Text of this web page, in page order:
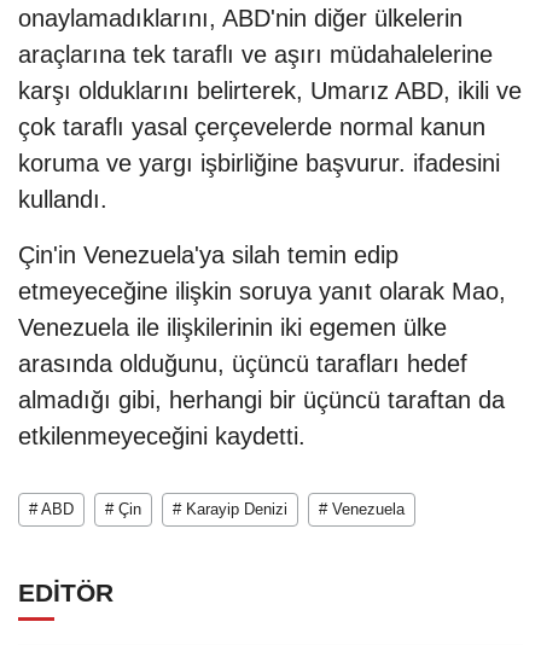
onaylamadıklarını, ABD'nin diğer ülkelerin
araçlarına tek taraflı ve aşırı müdahalelerine
karşı olduklarını belirterek, Umarız ABD, ikili ve
çok taraflı yasal çerçevelerde normal kanun
koruma ve yargı işbirliğine başvurur. ifadesini
kullandı.
Çin'in Venezuela'ya silah temin edip
etmeyeceğine ilişkin soruya yanıt olarak Mao,
Venezuela ile ilişkilerinin iki egemen ülke
arasında olduğunu, üçüncü tarafları hedef
almadığı gibi, herhangi bir üçüncü taraftan da
etkilenmeyeceğini kaydetti.
# ABD # Çin # Karayip Denizi # Venezuela
EDİTÖR